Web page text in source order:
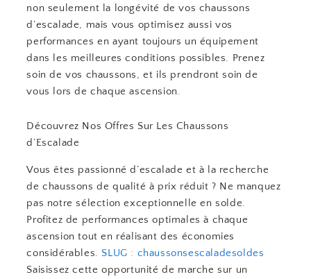
non seulement la longévité de vos chaussons
d’escalade, mais vous optimisez aussi vos
performances en ayant toujours un équipement
dans les meilleures conditions possibles. Prenez
soin de vos chaussons, et ils prendront soin de
vous lors de chaque ascension.
Découvrez Nos Offres Sur Les Chaussons
d’Escalade
Vous êtes passionné d’escalade et à la recherche
de chaussons de qualité à prix réduit ? Ne manquez
pas notre sélection exceptionnelle en solde.
Profitez de performances optimales à chaque
ascension tout en réalisant des économies
considérables. SLUG : chaussonsescaladesoldes
Saisissez cette opportunité de marche sur un